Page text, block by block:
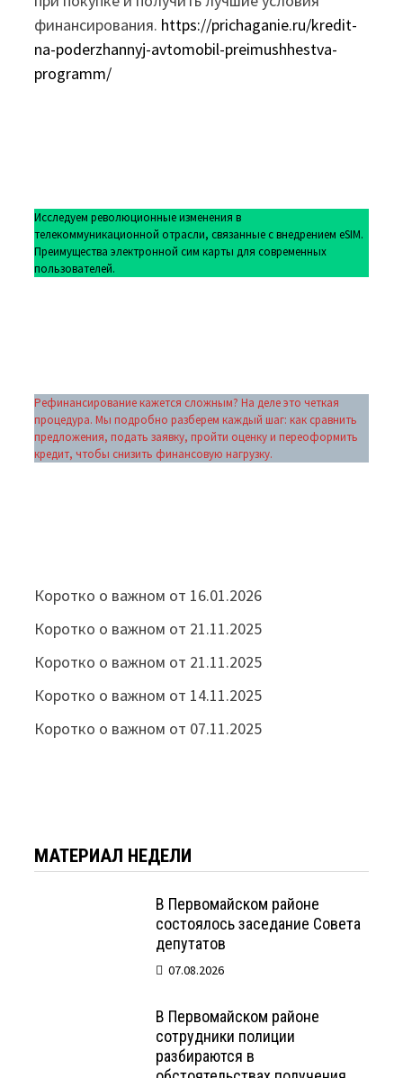
финансирования. https://prichaganie.ru/kredit-
na-poderzhannyj-avtomobil-preimushhestva-
programm/
Исследуем революционные изменения в
телекоммуникационной отрасли, связанные с внедрением eSIM.
Преимущества электронной сим карты для современных
пользователей.
Рефинансирование кажется сложным? На деле это четкая
процедура. Мы подробно разберем каждый шаг: как сравнить
предложения, подать заявку, пройти оценку и переоформить
кредит, чтобы снизить финансовую нагрузку.
Коротко о важном от 16.01.2026
Коротко о важном от 21.11.2025
Коротко о важном от 21.11.2025
Коротко о важном от 14.11.2025
Коротко о важном от 07.11.2025
МАТЕРИАЛ НЕДЕЛИ
В Первомайском районе
состоялось заседание Совета
депутатов
07.08.2026
В Первомайском районе
сотрудники полиции
разбираются в